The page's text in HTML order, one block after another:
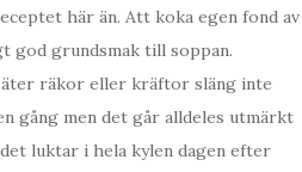
här än. Att koka egen fond av
god grundsmak till soppan.
äter räkor eller kräftor släng inte
gång men det går alldeles utmärkt
luktar i hela kylen dagen efter